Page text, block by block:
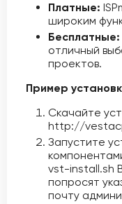
Платные:
широким
Бесплатные:
отличный
проектов.
Пример
Скачайте
http://
Запустите
vst-install.sh
попросят
почту